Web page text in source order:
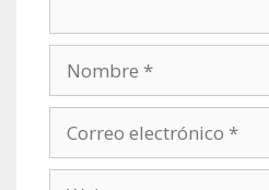
electrónico